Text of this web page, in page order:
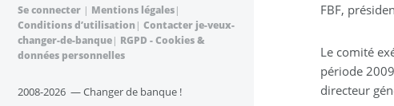
FBF,
Le comité
période
directeur
Se connecter | Mentions légales|
Conditions d’utilisation| Contacter je-veux-
changer-de-banque| RGPD - Cookies &
données personnelles
2008-2026 — Changer de banque !